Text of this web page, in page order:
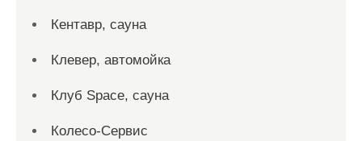
Кентавр, сауна
Клевер, автомойка
Клуб Space, сауна
Колесо-Сервис